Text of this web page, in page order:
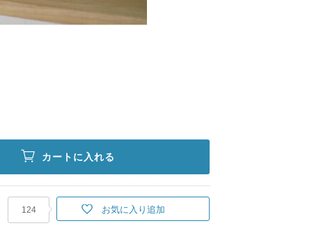
カートに入れる
124 お気に入り追加